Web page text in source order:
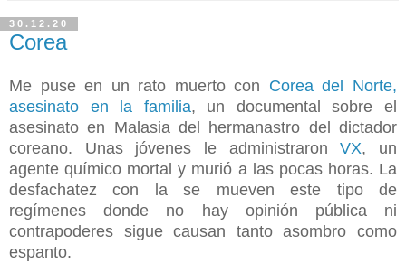
30.12.20
Corea
Me puse en un rato muerto con Corea del Norte,
asesinato en la familia, un documental sobre el
asesinato en Malasia del hermanastro del dictador
coreano. Unas jóvenes le administraronVX, un
agente químico mortal y murió a las pocas horas. La
desfachatez con la se mueven este tipo de
regímenes donde no hay opinión pública ni
contrapoderes sigue causan tanto asombro como
espanto.